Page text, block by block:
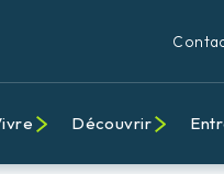
Découvrir